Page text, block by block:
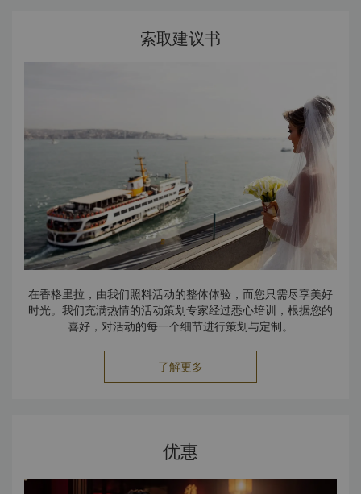
索取建议书
在香格里拉，由我们照料活动的整体体验，而您只需尽享美好
时光。我们充满热情的活动策划专家经过悉心培训，根据您的
喜好，对活动的每一个细节进行策划与定制。
了解更多
优惠